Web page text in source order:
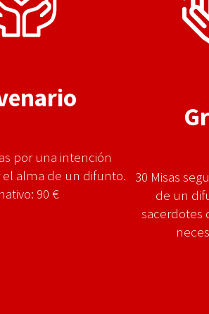
por una intención
alma de un difunto.
90 €
30 Misas
de un
sacerdotes